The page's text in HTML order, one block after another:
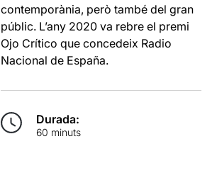
contemporània, però també del gran
públic. L’any 2020 va rebre el premi
Ojo Crítico que concedeix Radio
Nacional de España.
Durada:
60 minuts